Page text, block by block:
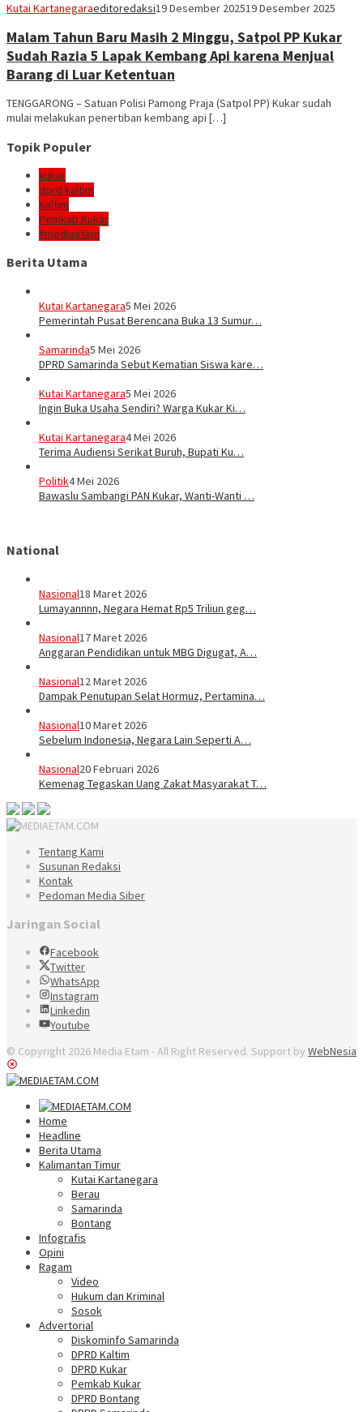
Kutai Kartanegaraeditoredaksi19 Desember 202519 Desember 2025
Malam Tahun Baru Masih 2 Minggu, Satpol PP Kukar
Sudah Razia 5 Lapak Kembang Api karena Menjual
Barang di Luar Ketentuan
TENGGARONG – Satuan Polisi Pamong Praja (Satpol PP) Kukar sudah
mulai melakukan penertiban kembang api […]
Topik Populer
kukar
dprd kaltim
Kaltim
Pemkab Kukar
#mediaetam
Berita Utama
Kutai Kartanegara5 Mei 2026
Pemerintah Pusat Berencana Buka 13 Sumur…
Samarinda5 Mei 2026
DPRD Samarinda Sebut Kematian Siswa kare…
Kutai Kartanegara5 Mei 2026
Ingin Buka Usaha Sendiri? Warga Kukar Ki…
Kutai Kartanegara4 Mei 2026
Terima Audiensi Serikat Buruh, Bupati Ku…
Politik4 Mei 2026
Bawaslu Sambangi PAN Kukar, Wanti-Wanti …
National
Nasional18 Maret 2026
Lumayannnn, Negara Hemat Rp5 Triliun geg…
Nasional17 Maret 2026
Anggaran Pendidikan untuk MBG Digugat, A…
Nasional12 Maret 2026
Dampak Penutupan Selat Hormuz, Pertamina…
Nasional10 Maret 2026
Sebelum Indonesia, Negara Lain Seperti A…
Nasional20 Februari 2026
Kemenag Tegaskan Uang Zakat Masyarakat T…
Tentang Kami
Susunan Redaksi
Kontak
Pedoman Media Siber
Jaringan Social
Facebook
Twitter
WhatsApp
Instagram
Linkedin
Youtube
© Copyright 2026 Media Etam - All Right Reserved. Support by WebNesia
Home
Headline
Berita Utama
Kalimantan Timur
Kutai Kartanegara
Berau
Samarinda
Bontang
Infografis
Opini
Ragam
Video
Hukum dan Kriminal
Sosok
Advertorial
Diskominfo Samarinda
DPRD Kaltim
DPRD Kukar
Pemkab Kukar
DPRD Bontang